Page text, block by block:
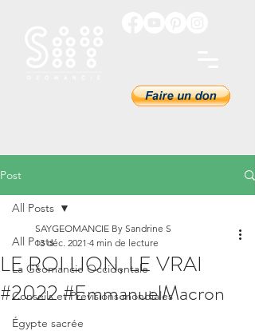
Post
All Posts
La Géomancie Occidentale
Conseils et Prévisions mondiales
Égypte sacrée
All Posts
LE ROI LION, LE VRAI
#2022 #EmmanuelMacron
SAYGEOMANCIE By Sandrine S
13 déc. 2021 4 min de lecture